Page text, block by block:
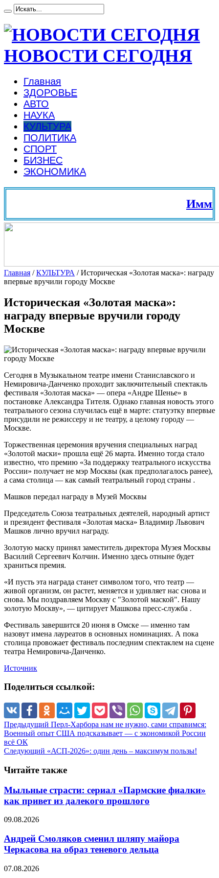
НОВОСТИ СЕГОДНЯ
Главная
ЗДОРОВЬЕ
АВТО
НАУКА
КУЛЬТУРА
ПОЛИТИКА
СПОРТ
БИЗНЕС
ЭКОНОМИКА
Главная /КУЛЬТУРА /Историческая «Золотая маска»: награду
впервые вручили городу Москве
Историческая «Золотая маска»:
награду впервые вручили городу
Москве
Сегодня в Музыкальном театре имени Станиславского и
Немировича-Данченко проходит заключительный спектакль
фестиваля «Золотая маска» — опера «Андре Шенье» в
постановке Александра Тителя. Однако главная новость этого
театрального сезона случилась ещё в марте: статуэтку впервые
присудили не режиссеру и не театру, а целому городу —
Москве.
Торжественная церемония вручения специальных наград
«Золотой маски» прошла ещё 26 марта. Именно тогда стало
известно, что премию «За поддержку театрального искусства
России» получает не мэр Москвы (как предполагалось ранее),
а сама столица — как самый театральный город страны .
Машков передал награду в Музей Москвы
Председатель Союза театральных деятелей, народный артист
и президент фестиваля «Золотая маска» Владимир Львович
Машков лично вручил награду.
Золотую маску принял заместитель директора Музея Москвы
Василий Сергеевич Колчин. Именно здесь отныне будет
храниться премия.
«И пусть эта награда станет символом того, что театр —
живой организм, он растет, меняется и удивляет нас снова и
снова. Мы поздравляем Москву с "Золотой маской". Нашу
золотую Москву», — цитирует Машкова пресс-служба .
Фестиваль завершится 20 июня в Омске — именно там
назовут имена лауреатов в основных номинациях. А пока
столица провожает фестиваль последним спектаклем на сцене
театра Немировича-Данченко.
Источник
Поделиться ссылкой:
Предыдущий Перл-Харбора нам не нужно, сами справимся:
Военный опыт США подсказывает — с экономикой России
всё ОК
Следующий «АСП-2026»: один день – максимум пользы!
Читайте также
Мыльные страсти: сериал «Пармские фиалки»
как привет из далекого прошлого
09.08.2026
Андрей Смоляков сменил шляпу майора
Черкасова на образ теневого дельца
07.08.2026